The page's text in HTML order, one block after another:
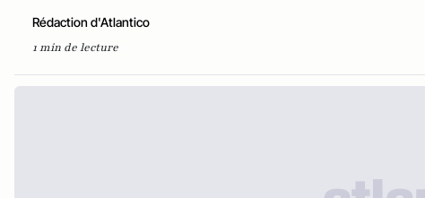
Rédaction d'Atlantico
1 min de lecture